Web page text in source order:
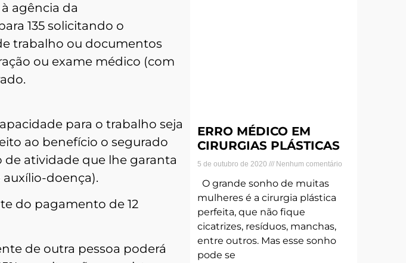
agência da
135 solicitando o
trabalho ou documentos
ou exame médico (com
para o trabalho seja
ao benefício o segurado
de atividade que lhe garanta
doença).
do pagamento de 12
de outra pessoa poderá
ERRO MÉDICO EM
CIRURGIAS PLÁSTICAS
5 de outubro de 2020 Nenhum comentário
O grande sonho de muitas
mulheres é a cirurgia plástica
perfeita, que não fique
cicatrizes, resíduos, manchas,
entre outros. Mas esse sonho
pode se